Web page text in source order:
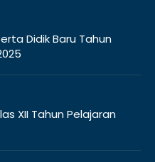
Didik Baru Tahun
XII Tahun Pelajaran